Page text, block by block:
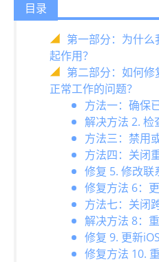
目录
第一部分：为什
起作用？
第二部分：如何
正常工作的问题？
方法一：确保
解决方法 2. 检
方法三：禁用
方法四：关闭
修复 5. 修改联
修复方法 6：
方法七：关闭
解决方法 8：
修复 9. 更新
修复方法 10.